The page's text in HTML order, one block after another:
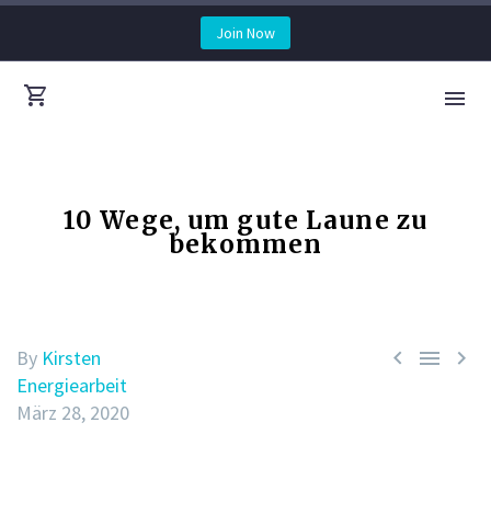
Join Now
10 Wege, um gute Laune zu
bekommen
  
By Kirsten
Energiearbeit
März 28, 2020